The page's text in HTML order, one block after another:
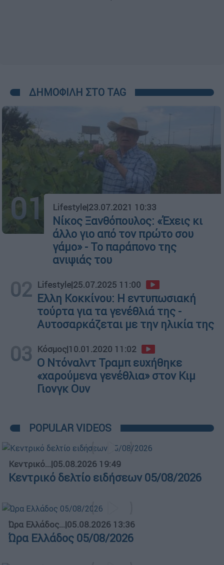
ΔΗΜΟΦΙΛΗ ΣΤΟ TAG
01 Lifestyle|23.07.2021 10:33
Νίκος Ξανθόπουλος: «Έχεις κι
άλλο γιο από τον πρώτο σου
γάμο» - Το παράπονο της
ανιψιάς του
02 Lifestyle|25.07.2025 11:00
Ελλη Κοκκίνου: Η εντυπωσιακή
τούρτα για τα γενέθλιά της -
Αυτοσαρκάζεται με την ηλικία της
03 Κόσμος|10.01.2020 11:02
Ο Ντόναλντ Τραμπ ευχήθηκε
«χαρούμενα γενέθλια» στον Κιμ
Γιονγκ Ουν
POPULAR VIDEOS
Κεντρικό...|05.08.2026 19:49
Κεντρικό δελτίο ειδήσεων 05/08/2026
Ώρα Ελλάδος...|05.08.2026 13:36
Ώρα Ελλάδος 05/08/2026